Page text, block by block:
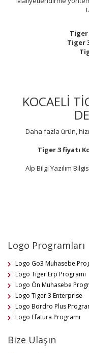
Tiger
Tiger
KOCAELİ
Daha fazla ürün,
Tiger 3 fiyatı
Alp Bilgi Yazılım
Logo Programları
Logo Go3 Muhasebe
Logo Tiger Erp Programı
Logo Ön Muhasebe
Logo Tiger 3 Enterprise
Logo Bordro Plus
Logo Efatura Programı
Bize Ulaşın